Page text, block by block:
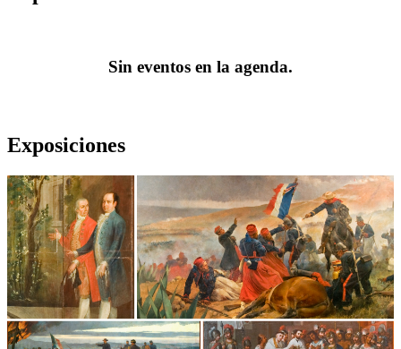
Sin eventos en la agenda.
Exposiciones